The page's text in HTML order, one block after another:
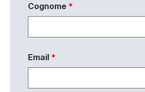
Cognome *
Email *